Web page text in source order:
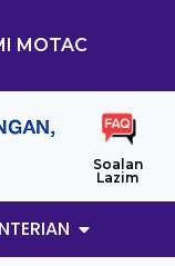
MOTAC
Soalan
Lazim